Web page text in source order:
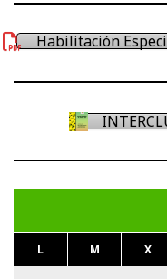
Habilitación
L M X